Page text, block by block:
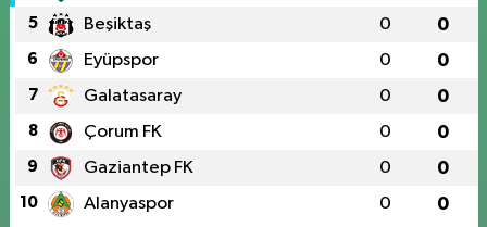
5 Beşiktaş 0 0
6 Eyüpspor 0 0
7 Galatasaray 0 0
8 Çorum FK 0 0
9 Gaziantep FK 0 0
10 Alanyaspor 0 0